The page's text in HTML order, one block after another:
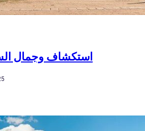
استكشاف وجمال